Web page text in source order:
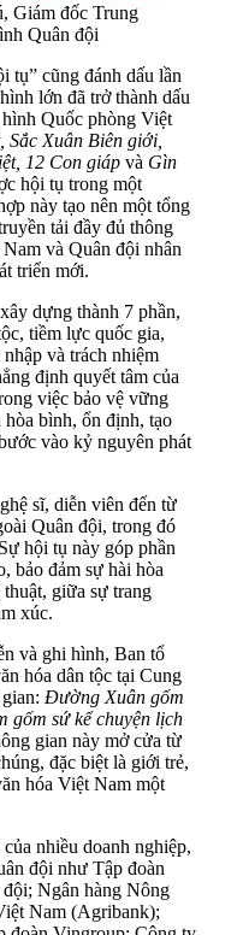
Giám đốc Trung
Quân đội
tụ” cũng đánh dấu lần
lớn đã trở thành dấu
Quốc phòng Việt
Xuân Biên giới,
12 Con giáp và Gìn
hội tụ trong một
này tạo nên một tổng
tải đầy đủ thông
và Quân đội nhân
triển mới.
dựng thành 7 phần,
tiềm lực quốc gia,
và trách nhiệm
định quyết tâm của
việc bảo vệ vững
bình, ổn định, tạo
vào kỷ nguyên phát
sĩ, diễn viên đến từ
Quân đội, trong đó
hội tụ này góp phần
bảo đảm sự hài hòa
giữa sự trang
xúc.
và ghi hình, Ban tổ
hóa dân tộc tại Cung
Đường Xuân gốm
gốm sứ kể chuyện lịch
gian này mở cửa từ
đặc biệt là giới trẻ,
hóa Việt Nam một
nhiều doanh nghiệp,
đội như Tập đoàn
Ngân hàng Nông
Nam (Agribank);